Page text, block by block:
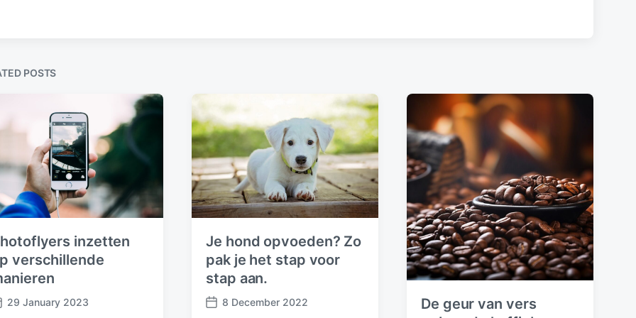
:
POSTS
inzetten
verschillende
29 January 2023
Je hond opvoeden? Zo
pak je het stap voor
stap aan.
P
8 December 2022
De geur van vers